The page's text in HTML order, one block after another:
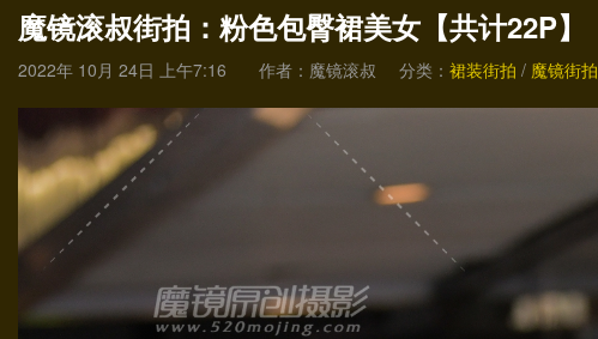
魔镜滚叔街拍：粉色包臀裙美女【共计22P】
2022年 10月 24日 上午7:16 作者：魔镜滚叔 分类： 裙装街拍 / 魔镜街拍